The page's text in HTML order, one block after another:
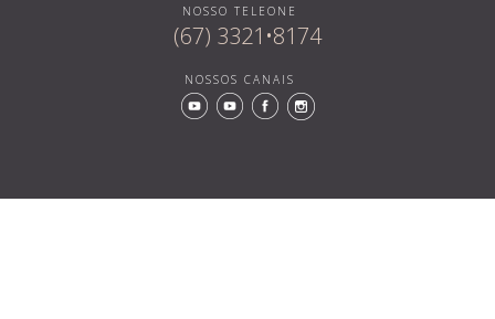
Quem
NOSSO TELEONE
(67) 3321•8174
NOSSOS CANAIS